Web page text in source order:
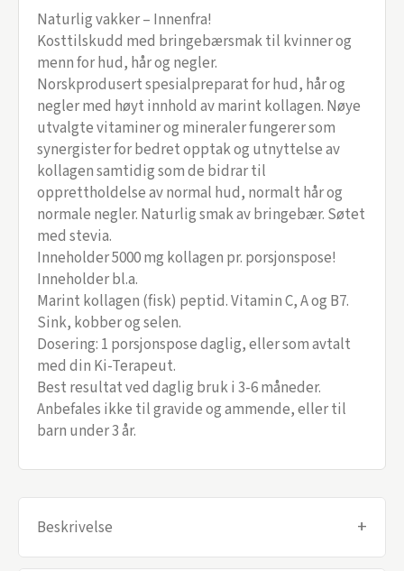
Naturlig vakker – Innenfra!
Kosttilskudd med bringebærsmak til kvinner og
menn for hud, hår og negler.
Norskprodusert spesialpreparat for hud, hår og
negler med høyt innhold av marint kollagen. Nøye
utvalgte vitaminer og mineraler fungerer som
synergister for bedret opptak og utnyttelse av
kollagen samtidig som de bidrar til
opprettholdelse av normal hud, normalt hår og
normale negler. Naturlig smak av bringebær. Søtet
med stevia.
Inneholder 5000 mg kollagen pr. porsjonspose!
Inneholder bl.a.
Marint kollagen (fisk) peptid. Vitamin C, A og B7.
Sink, kobber og selen.
Dosering: 1 porsjonspose daglig, eller som avtalt
med din Ki-Terapeut.
Best resultat ved daglig bruk i 3-6 måneder.
Anbefales ikke til gravide og ammende, eller til
barn under 3 år.
Beskrivelse +